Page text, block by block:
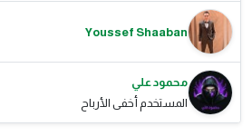
Youssef Shaaban
محمود علي
المستخدم أخفى الأرباح